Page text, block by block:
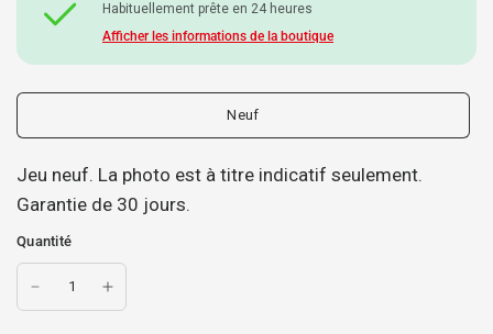
Habituellement prête en 24 heures
Afficher les informations de la boutique
Neuf
Jeu neuf. La photo est à titre indicatif seulement.
Garantie de 30 jours.
Quantité